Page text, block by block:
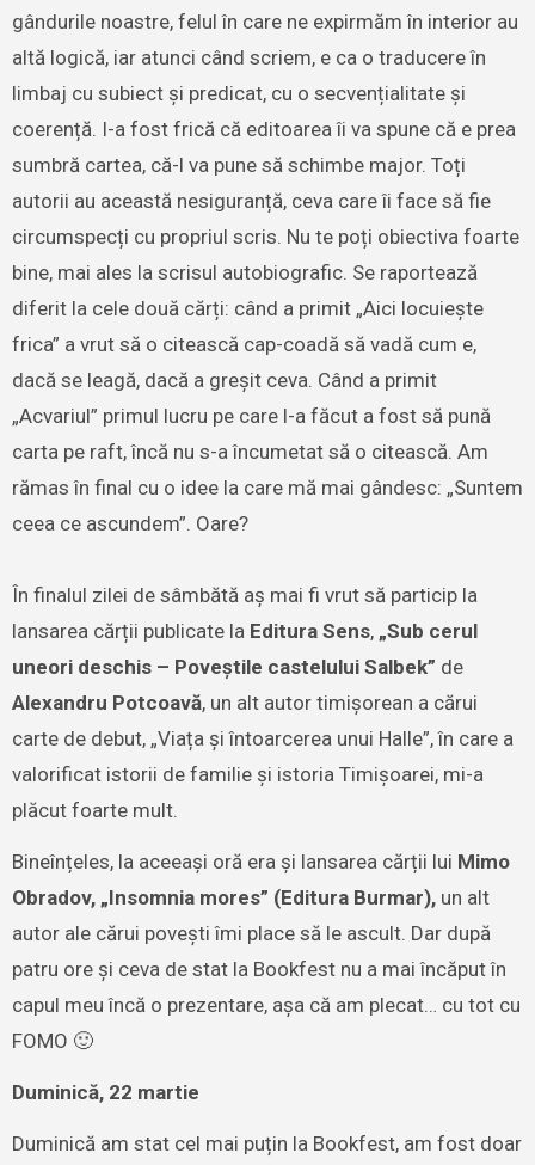
gândurile noastre, felul în care ne expirmăm în interior au
altă logică, iar atunci când scriem, e ca o traducere în
limbaj cu subiect și predicat, cu o secvențialitate și
coerență. I-a fost frică că editoarea îi va spune că e prea
sumbră cartea, că-l va pune să schimbe major. Toți
autorii au această nesiguranță, ceva care îi face să fie
circumspecți cu propriul scris. Nu te poți obiectiva foarte
bine, mai ales la scrisul autobiografic. Se raportează
diferit la cele două cărți: când a primit „Aici locuiește
frica” a vrut să o citească cap-coadă să vadă cum e,
dacă se leagă, dacă a greșit ceva. Când a primit
„Acvariul” primul lucru pe care l-a făcut a fost să pună
carta pe raft, încă nu s-a încumetat să o citească. Am
rămas în final cu o idee la care mă mai gândesc: „Suntem
ceea ce ascundem”. Oare?
În finalul zilei de sâmbătă aș mai fi vrut să particip la
lansarea cărții publicate la Editura Sens, „Sub cerul
uneori deschis – Poveștile castelului Salbek” de
Alexandru Potcoavă, un alt autor timișorean a cărui
carte de debut, „Viața și întoarcerea unui Halle”, în care a
valorificat istorii de familie și istoria Timișoarei, mi-a
plăcut foarte mult.
Bineînțeles, la aceeași oră era și lansarea cărții lui Mimo
Obradov, „Insomnia mores” (Editura Burmar), un alt
autor ale cărui povești îmi place să le ascult. Dar după
patru ore și ceva de stat la Bookfest nu a mai încăput în
capul meu încă o prezentare, așa că am plecat… cu tot cu
FOMO 🙂
Duminică, 22 martie
Duminică am stat cel mai puțin la Bookfest, am fost doar